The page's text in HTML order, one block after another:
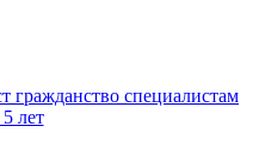
гражданство специалистам
лет